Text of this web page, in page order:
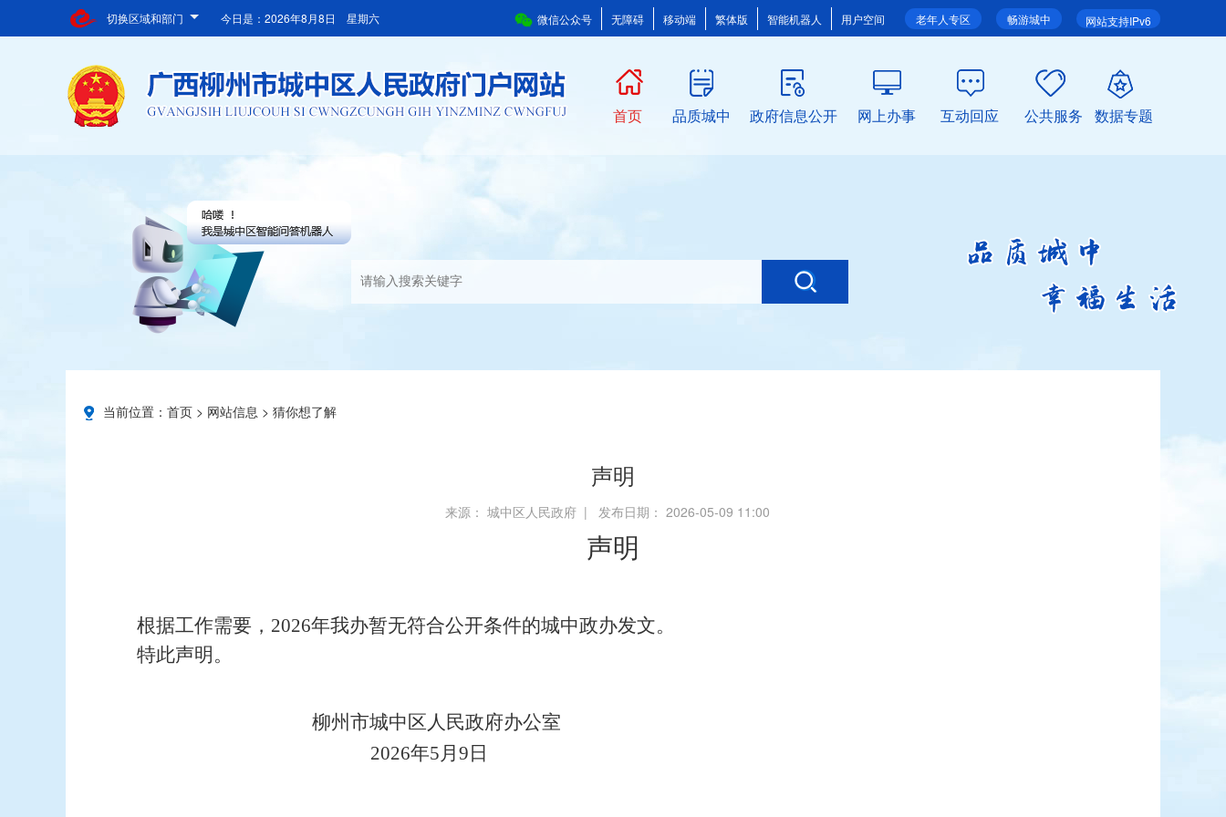
切换区域和部门 网站支持IPv6
畅游城中
老年人专区
微信公众号 无障碍 移动端 繁体版 智能机器人 用户空间
今日是： 2026年8月8日 星期六
首页 品质城中 政府信息公开 网上办事 互动回应 公共服务 数据专题
当前位置： 首页 > 网站信息 > 猜你想了解
声明
来源： 城中区人民政府 | 发布日期： 2026-05-09 11:00
声明
根据工作需要， 2026年我办暂无符合公开条件的城中政办发文。
特此声明。
柳州市城中区人民政府办公室
2026年5月 9 日